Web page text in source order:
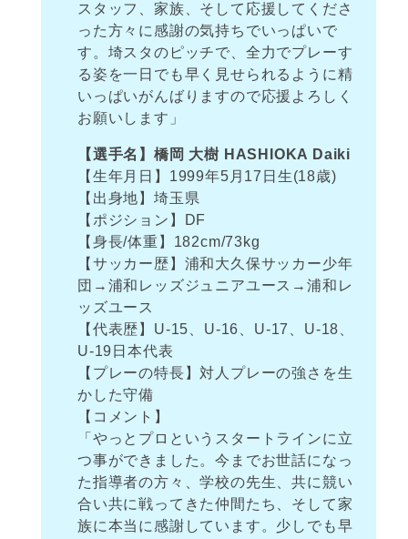
スタッフ、家族、そして応援してくださ
った方々に感謝の気持ちでいっぱいで
す。埼スタのピッチで、全力でプレーす
る姿を一日でも早く見せられるように精
いっぱいがんばりますので応援よろしく
お願いします」
【選手名】橋岡 大樹 HASHIOKA Daiki
【生年月日】1999年5月17日生(18歳)
【出身地】埼玉県
【ポジション】DF
【身長/体重】182cm/73kg
【サッカー歴】浦和大久保サッカー少年
団→浦和レッズジュニアユース→浦和レ
ッズユース
【代表歴】U-15、U-16、U-17、U-18、
U-19日本代表
【プレーの特長】対人プレーの強さを生
かした守備
【コメント】
「やっとプロというスタートラインに立
つ事ができました。今までお世話になっ
た指導者の方々、学校の先生、共に競い
合い共に戦ってきた仲間たち、そして家
族に本当に感謝しています。少しでも早